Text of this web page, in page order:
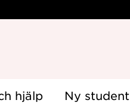
hjälp Ny student